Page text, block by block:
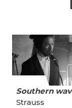
Southern
Strauss